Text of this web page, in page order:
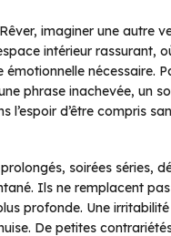
imaginer une autre
intérieur rassurant,
nécessaire.
phrase inachevée, un
l’espoir d’être compris
soirées séries,
Ils ne remplacent
profonde. Une
De petites